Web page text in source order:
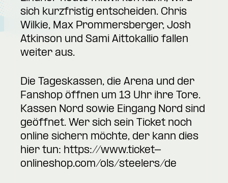
sich kurzfristig entscheiden. Chris
Wilkie, Max Prommersberger, Josh
Atkinson und Sami Aittokallio fallen
weiter aus.
Die Tageskassen, die Arena und der
Fanshop öffnen um 13 Uhr ihre Tore.
Kassen Nord sowie Eingang Nord sind
geöffnet. Wer sich sein Ticket noch
online sichern möchte, der kann dies
hier tun: https://www.ticket-
onlineshop.com/ols/steelers/de